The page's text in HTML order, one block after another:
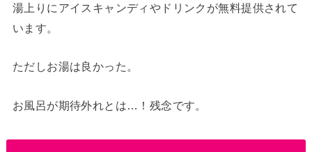
湯上りにアイスキャンディやドリンクが無料提供されて
います。
ただしお湯は良かった。
お風呂が期待外れとは…！残念です。